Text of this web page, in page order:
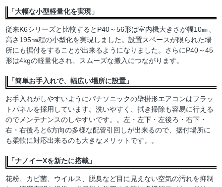
「大幅な小型軽量化を実現」
従来K6シリーズと比較するとP40～56形は室内機大きさが幅10㎜、
高さ195㎜程の小型化を実現しました。設置スペースが限られた場
所にも据付をすることが出来るようになりました。さらにP40～45
形は4kgの軽量化され、スムーズな搬入につながります。
「簡単お手入れで、幅広い場所に設置」
お手入れがしやすいようにパナソニックの壁掛形エアコンはフラッ
トパネルを採用しています。洗いやすく、拭き掃除も容易に行える
のでメンテナンスのしやすいです。。左・左下・左後ろ・右下・
右・右後ろと6方向の多様な配管引回しが出来るので、据付場所に
も柔軟に対応出来るのも大きなメリットです。。
「ナノイーXを新たに搭載」
花粉、カビ菌、ウイルス、脱臭など目に見えない空気の汚れを抑制